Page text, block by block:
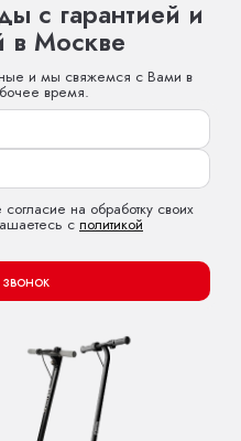
с гарантией и
в Москве
и мы свяжемся с Вами в
время.
на обработку своих
с политикой